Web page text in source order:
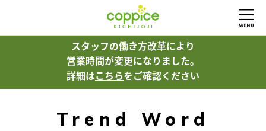
スタッフの働き方改革により
営業時間が変更になりました。
詳細はこちらをご確認ください
Trend Word